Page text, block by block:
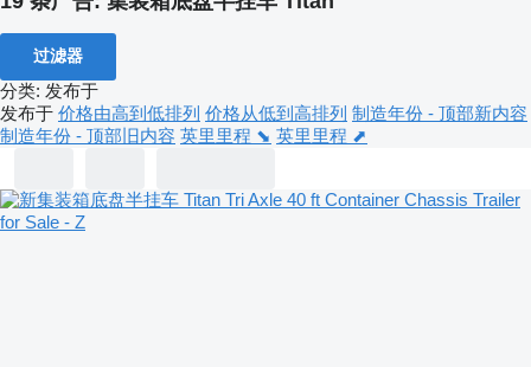
过滤器
分类: 发布于
发布于 价格由高到低排列 价格从低到高排列 制造年份 - 顶部新内容
制造年份 - 顶部旧内容 英里里程 ⬊ 英里里程 ⬈